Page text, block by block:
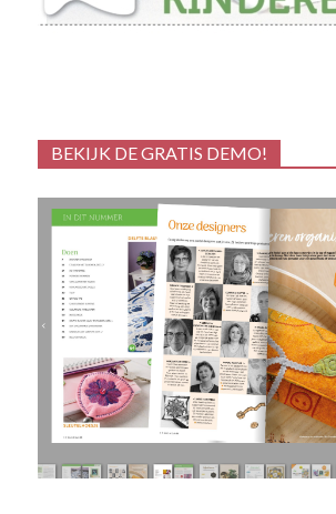
BEKIJK DE GRATIS DEMO!